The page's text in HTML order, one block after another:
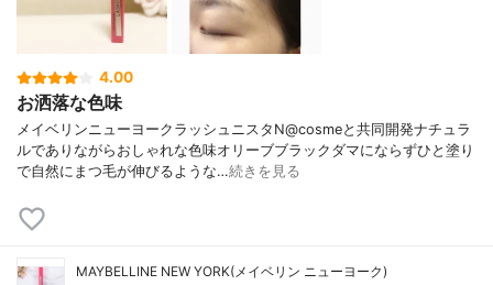
4.00
お洒落な色味
メイベリンニューヨークラッシュニスタN@cosmeと共同開発ナチュラ
ルでありながらおしゃれな色味オリーブブラックダマにならずひと塗り
で自然にまつ毛が伸びるような…続きを見る
MAYBELLINE NEW YORK(メイベリン ニューヨーク)